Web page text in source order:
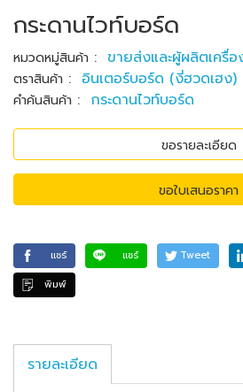
กระดานไวท์บอร์ด
หมวดหมู่สินค้า : ขายส่งและผู้ผลิตเครื่อ
ตราสินค้า : อินเตอร์บอร์ด (งี่ฮวดเฮง)
คำค้นสินค้า : กระดานไวท์บอร์ด
ขอรายละเอียด
ขอใบเสนอราคา
แชร์ แชร์ Tweet
พิมพ์
รายละเอียด